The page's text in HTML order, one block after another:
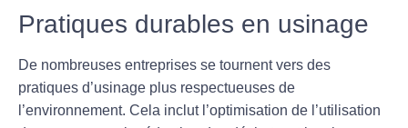
Pratiques durables en usinage
De nombreuses entreprises se tournent vers des
pratiques d’usinage plus respectueuses de
l’environnement. Cela inclut l’optimisation de l’utilisation